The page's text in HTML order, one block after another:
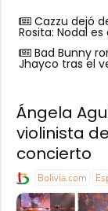
Cazzu dejó
Rosita: Nodal
Bad Bunny
Jhayco tras el
Ángela
violinista
concierto
Bolivia.com